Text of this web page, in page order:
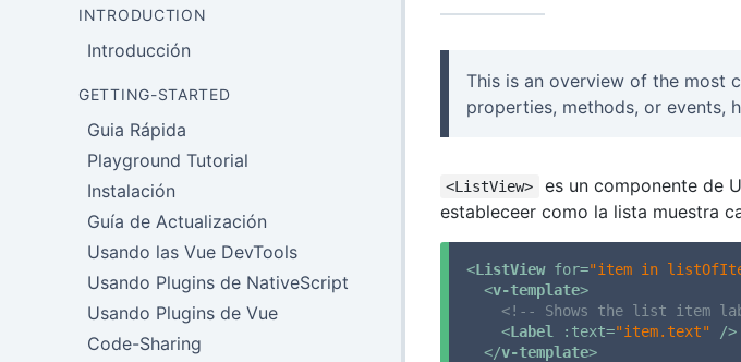
INTRODUCTION
Introducción
GETTING-STARTED
Guia Rápida
Playground Tutorial
Instalación
Guía de Actualización
Usando las Vue DevTools
Usando Plugins de NativeScript
Usando Plugins de Vue
Code-Sharing
This is an overview of the most
properties, methods, or events,
<ListView>
es un componente de
estableceer como la lista muestra
<ListView for="item in
<v-template>
<!-- Shows the list item
<Label :text="item.text"
/>
</v-template>